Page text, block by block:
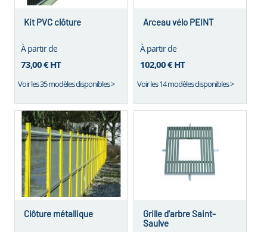
Kit PVC clôture
À partir de
73,00 €HT
Voir les 35 modèles disponibles >
Arceau vélo PEINT
À partir de
102,00 €HT
Voir les 14 modèles disponibles >
Clôture métallique
Grille d'arbre Saint-
Saulve